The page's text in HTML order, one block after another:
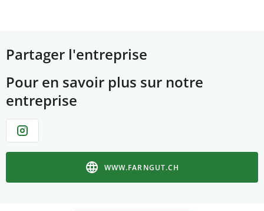
Partager l'entreprise
Pour en savoir plus sur notre
entreprise
WWW.FARNGUT.CH